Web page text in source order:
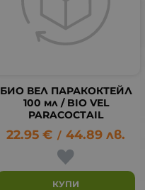
БИО ВЕЛ ПАРАКОКТЕЙЛ
100 мл / BIO VEL
PARACOCTAIL
22.95 € / 44.89 лв.
КУПИ